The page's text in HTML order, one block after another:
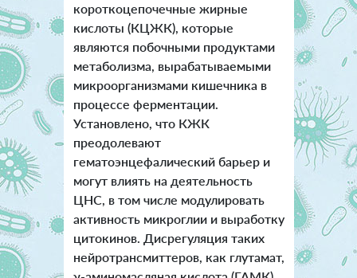
короткоцепочечные жирные
кислоты (КЦЖК), которые
являются побочными продуктами
метаболизма, вырабатываемыми
микроорганизмами кишечника в
процессе ферментации.
Установлено, что КЖК
преодолевают
гематоэнцефалический барьер и
могут влиять на деятельность
ЦНС, в том числе модулировать
активность микроглии и выработку
цитокинов. Дисрегуляция таких
нейротрансмиттеров, как глутамат,